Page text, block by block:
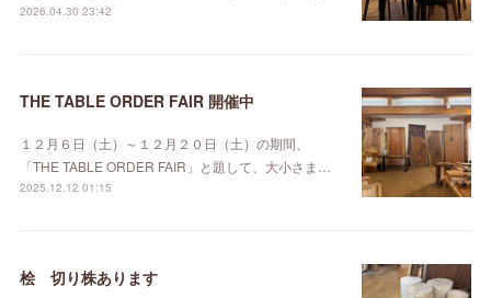
2026.04.30 23:42
THE TABLE ORDER FAIR 開催中
１２月６日（土）～１２月２０日（土）の期間、
「THE TABLE ORDER FAIR」と題して、大小さま…
2025.12.12 01:15
桧 切り株あります